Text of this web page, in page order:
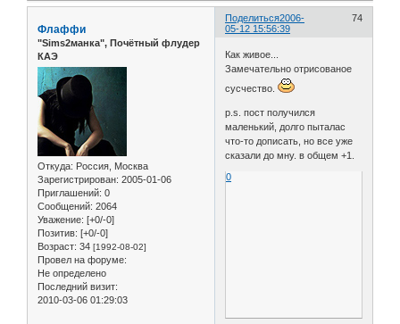
Поделиться 74
2006-
05-12 15:56:39
Флаффи
"Sims2манка", Почётный флудер
КАЭ
Откуда: Россия, Москва
Зарегистрирован: 2005-01-06
Приглашений: 0
Сообщений: 2064
Уважение: [+0/-0]
Позитив: [+0/-0]
Возраст: 34 [1992-08-02]
Провел на форуме:
Не определено
Последний визит:
2010-03-06 01:29:03
Как живое...
Замечательно отрисованое
сусчество.
p.s. пост получился
маленький, долго пыталас
что-то дописать, но все уже
сказали до мну. в общем +1.
0